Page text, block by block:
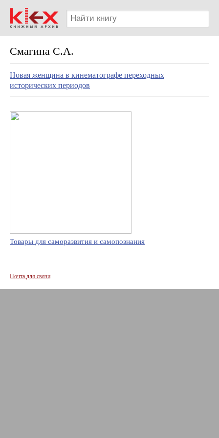
Смагина С.А.
Новая женщина в кинематографе переходных
исторических периодов
Товары для саморазвития и самопознания
Почта для связи